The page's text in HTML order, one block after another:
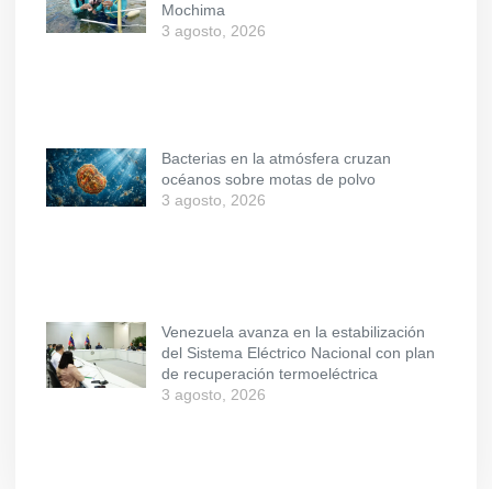
Mochima
3 agosto, 2026
Bacterias en la atmósfera cruzan
océanos sobre motas de polvo
3 agosto, 2026
Venezuela avanza en la estabilización
del Sistema Eléctrico Nacional con plan
de recuperación termoeléctrica
3 agosto, 2026